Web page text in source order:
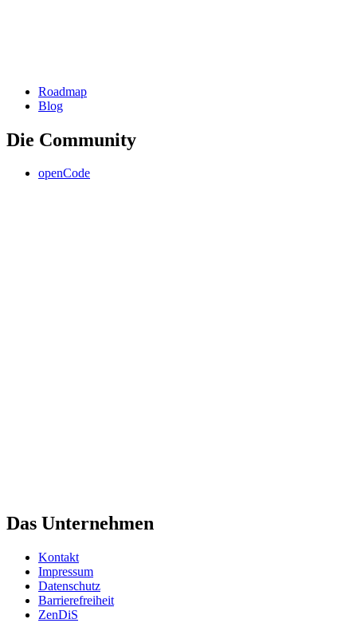
Roadmap
Blog
Die Community
openCode
Das Unternehmen
Kontakt
Impressum
Datenschutz
Barrierefreiheit
ZenDiS